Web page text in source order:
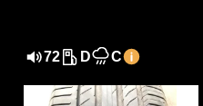
72 D C